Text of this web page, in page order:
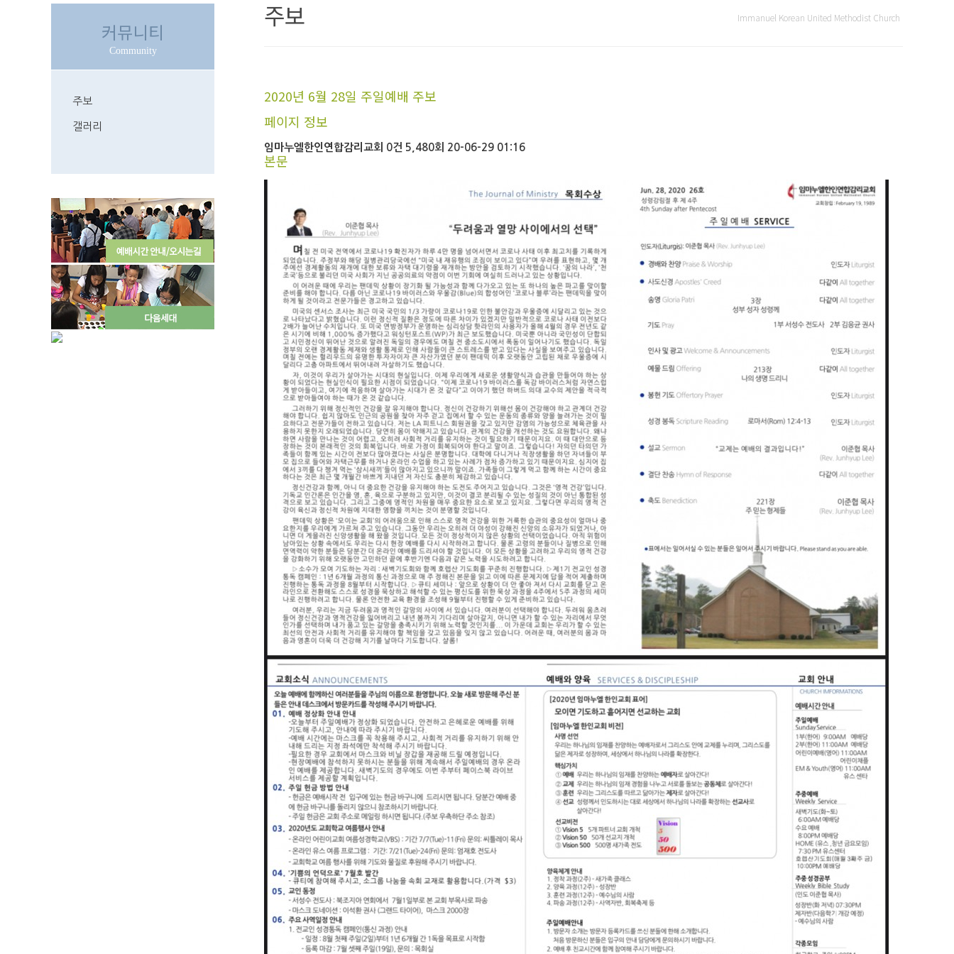
커뮤니티
Community
주보
갤러리
주보 Immanuel Korean United Methodist Church
2020년 6월 28일 주일예배 주보
페이지 정보
임마누엘한인연합감리교회 0건 5,480회 20-06-29 01:16
본문